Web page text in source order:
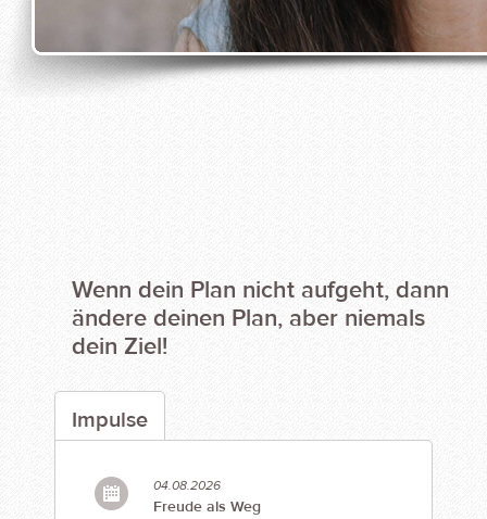
Wenn dein Plan nicht aufgeht, dann
ändere deinen Plan, aber niemals
dein Ziel!
Impulse
Freude als Weg
04.08.2026